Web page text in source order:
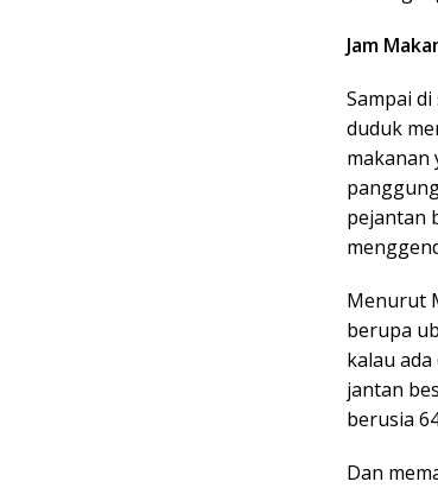
Jam
Sampai
duduk
makanan
pejantan
Menurut
berupa
kalau
jantan
berusia
Dan